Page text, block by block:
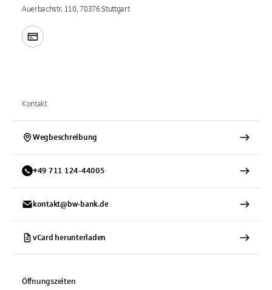
Auerbachstr. 110, 70376 Stuttgart
Kontakt
Wegbeschreibung
+49 711 124-44005
kontakt@bw-bank.de
vCard herunterladen
Öffnungszeiten